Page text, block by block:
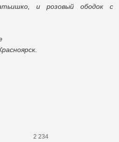
и розовый ободок с
2 234